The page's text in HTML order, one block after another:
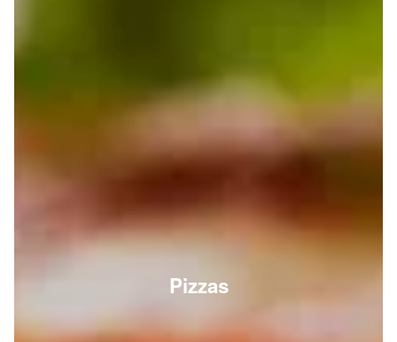
Pizzas